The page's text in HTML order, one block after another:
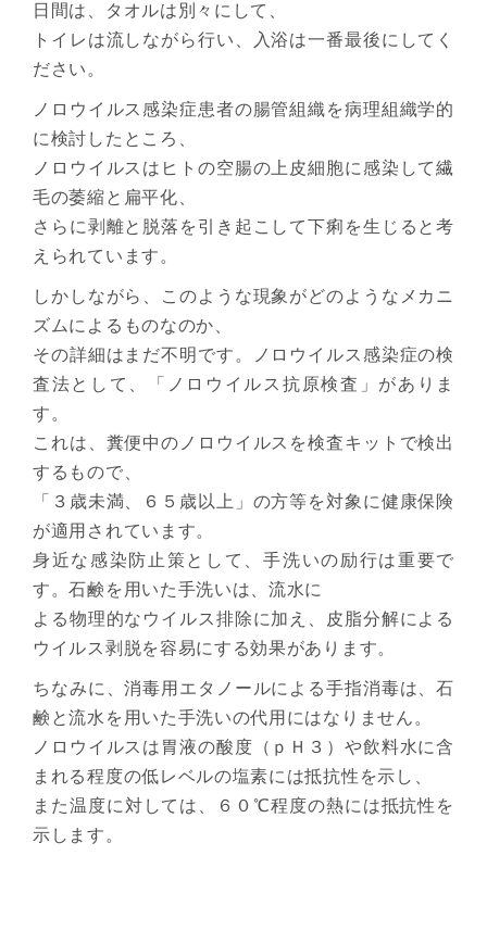
日間は、タオルは別々にして、
トイレは流しながら行い、入浴は一番最後にしてく
ださい。
ノロウイルス感染症患者の腸管組織を病理組織学的
に検討したところ、
ノロウイルスはヒトの空腸の上皮細胞に感染して繊
毛の萎縮と扁平化、
さらに剥離と脱落を引き起こして下痢を生じると考
えられています。
しかしながら、このような現象がどのようなメカニ
ズムによるものなのか、
その詳細はまだ不明です。ノロウイルス感染症の検
査法として、「ノロウイルス抗原検査」がありま
す。
これは、糞便中のノロウイルスを検査キットで検出
するもので、
「３歳未満、６５歳以上」の方等を対象に健康保険
が適用されています。
身近な感染防止策として、手洗いの励行は重要で
す。石鹸を用いた手洗いは、流水に
よる物理的なウイルス排除に加え、皮脂分解による
ウイルス剥脱を容易にする効果があります。
ちなみに、消毒用エタノールによる手指消毒は、石
鹸と流水を用いた手洗いの代用にはなりません。
ノロウイルスは胃液の酸度（ｐＨ３）や飲料水に含
まれる程度の低レベルの塩素には抵抗性を示し、
また温度に対しては、６０℃程度の熱には抵抗性を
示します。